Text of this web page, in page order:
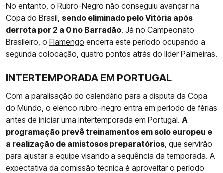
No entanto, o Rubro-Negro não conseguiu avançar na
Copa do Brasil, sendo eliminado pelo Vitória após
derrota por 2 a 0 no Barradão. Já no Campeonato
Brasileiro, o Flamengo encerra este período ocupando a
segunda colocação, quatro pontos atrás do líder Palmeiras.
INTERTEMPORADA EM PORTUGAL
Com a paralisação do calendário para a disputa da Copa
do Mundo, o elenco rubro-negro entra em período de férias
antes de iniciar uma intertemporada em Portugal. A
programação prevê treinamentos em solo europeu e
a realização de amistosos preparatórios , que servirão
para ajustar a equipe visando a sequência da temporada. A
expectativa da comissão técnica é aproveitar o período